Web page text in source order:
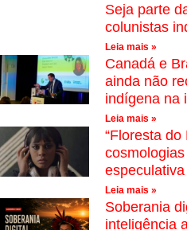
Seja parte
colunistas
Leia mais »
Canadá e
ainda não
indígena na
Leia mais »
“Floresta do
Leia mais »
Soberania
inteligência